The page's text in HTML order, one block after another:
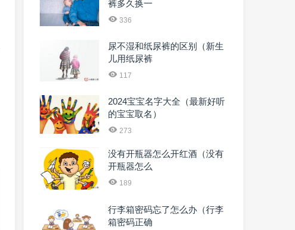
裤多久换一
336
尿不湿和纸尿裤的区别（新生
儿用纸尿裤
117
2024宝宝名字大全（最新好听
的宝宝取名）
273
没有开瓶器怎么开红酒（没有
开瓶器怎么
189
行李箱密码忘了怎么办（行李
箱密码正确